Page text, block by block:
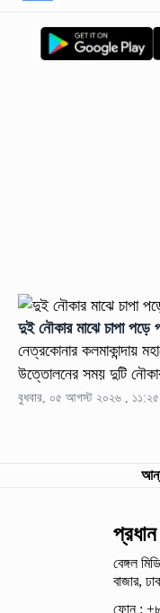
দুই নৌকার মাঝে চাপা পড়ে
নেত্রকোনার কলমাকান্দায়
উত্তোলনের সময় দুটি
বুধবার, ০৫ আগস্ট ২০২৬ , ১১:২৫
বেঙ্গল
বাজার,
ফোন :